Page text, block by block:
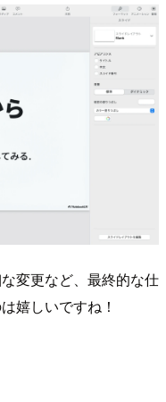
変更など、最終的な仕
嬉しいですね！